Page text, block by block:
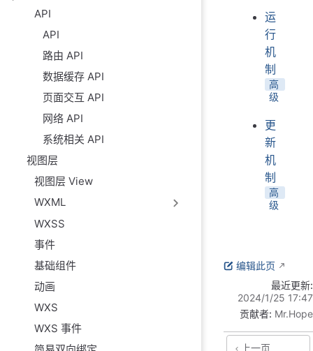
API
API
路由 API
数据缓存 API
页面交互 API
网络 API
系统相关 API
视图层
视图层 View
WXML
WXSS
事件
基础组件
动画
WXS
WXS 事件
运
行
机
制
高
级
更
新
机
制
高
级
编辑此页
最近更新:
2024/1/25 17:47
贡献者: Mr.Hope
上一页